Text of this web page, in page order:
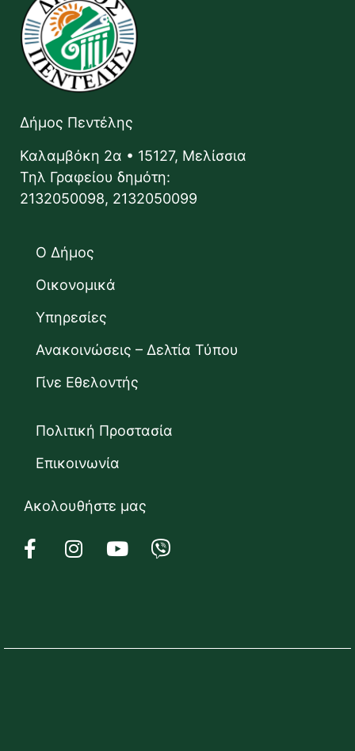
Δήμος Πεντέλης
Καλαμβόκη 2α • 15127, Μελίσσια
Τηλ Γραφείου δημότη:
2132050098, 2132050099
Ο Δήμος
Οικονομικά
Υπηρεσίες
Ανακοινώσεις – Δελτία Τύπου
Γίνε Εθελοντής
Πολιτική Προστασία
Επικοινωνία
Ακολουθήστε μας